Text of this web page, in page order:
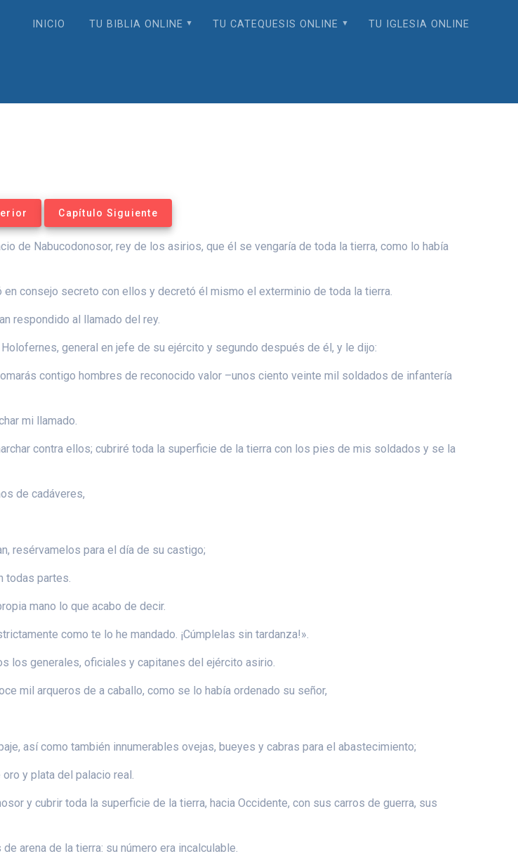
INICIO TU BIBLIA ONLINE TU CATEQUESIS ONLINE TU IGLESIA ONLINE
Capítulo Siguiente
de Nabucodonosor, rey de los asirios, que él se vengaría de toda la tierra, como lo había
consejo secreto con ellos y decretó él mismo el exterminio de toda la tierra.
respondido al llamado del rey.
general en jefe de su ejército y segundo después de él, y le dijo:
contigo hombres de reconocido valor –unos ciento veinte mil soldados de infantería
mi llamado.
contra ellos; cubriré toda la superficie de la tierra con los pies de mis soldados y se la
de cadáveres,
resérvamelos para el día de su castigo;
todas partes.
mano lo que acabo de decir.
como te lo he mandado. ¡Cúmplelas sin tardanza!».
los generales, oficiales y capitanes del ejército asirio.
mil arqueros de a caballo, como se lo había ordenado su señor,
así como también innumerables ovejas, bueyes y cabras para el abastecimiento;
y plata del palacio real.
y cubrir toda la superficie de la tierra, hacia Occidente, con sus carros de guerra, sus
arena de la tierra: su número era incalculable.